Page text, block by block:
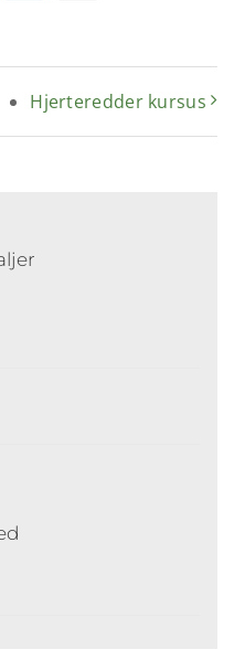
Hjerteredder kursus